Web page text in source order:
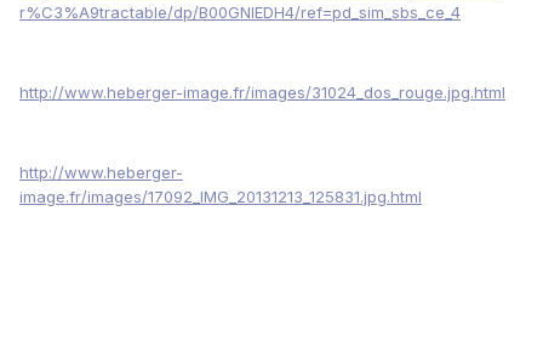
r%C3%A9tractable/dp/B00GNIEDH4/ref=pd_sim_sbs_ce_4
http://www.heberger-image.fr/images/31024_dos_rouge.jpg.html
http://www.heberger-
image.fr/images/17092_IMG_20131213_125831.jpg.html